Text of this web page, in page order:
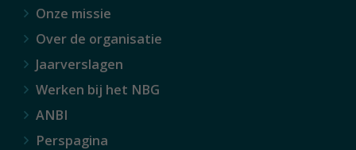
Onze missie
Over de organisatie
Jaarverslagen
Werken bij het NBG
ANBI
Perspagina